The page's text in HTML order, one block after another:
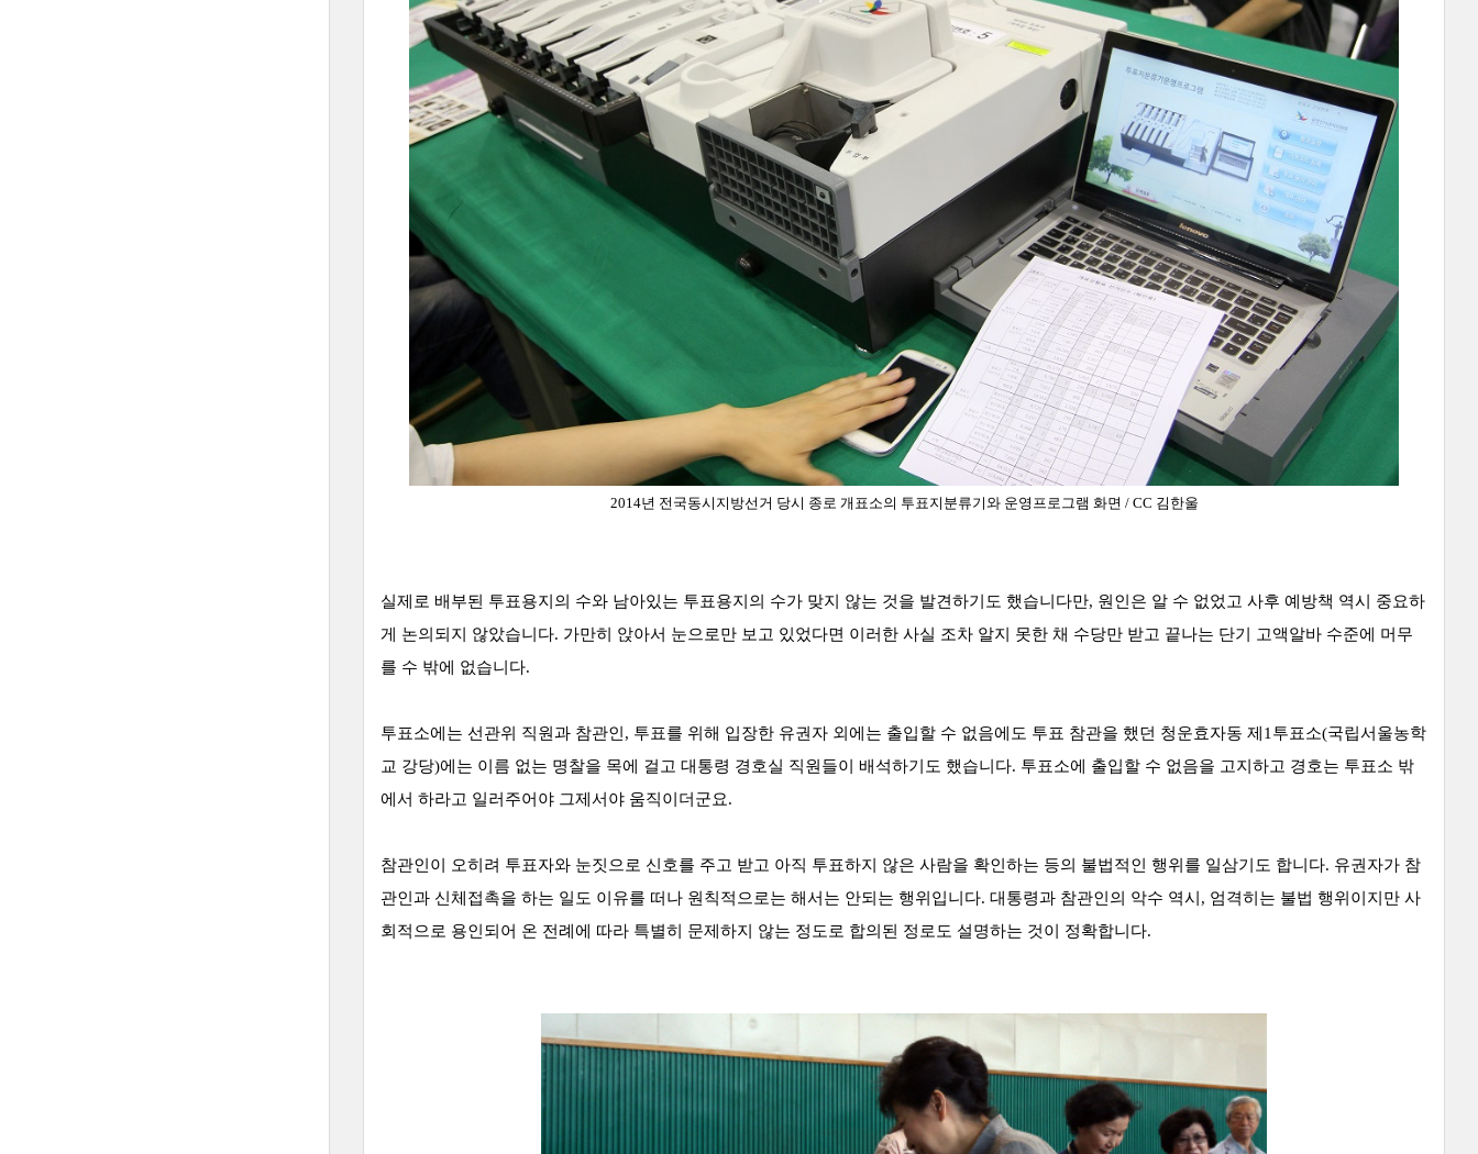
2014년 전국동시지방선거 당시 종로 개표소의 투표지분류기와 운영프로그램 화면 / CC 김한울
실제로 배부된 투표용지의 수와 남아있는 투표용지의 수가 맞지 않는 것을 발견하기도 했습니다만, 원인은 알 수 없었고 사후 예방책 역시 중요하
게 논의되지 않았습니다. 가만히 앉아서 눈으로만 보고 있었다면 이러한 사실 조차 알지 못한 채 수당만 받고 끝나는 단기 고액알바 수준에 머무
를 수 밖에 없습니다.
투표소에는 선관위 직원과 참관인, 투표를 위해 입장한 유권자 외에는 출입할 수 없음에도 투표 참관을 했던 청운효자동 제1투표소(국립서울농학
교 강당)에는 이름 없는 명찰을 목에 걸고 대통령 경호실 직원들이 배석하기도 했습니다. 투표소에 출입할 수 없음을 고지하고 경호는 투표소 밖
에서 하라고 일러주어야 그제서야 움직이더군요.
참관인이 오히려 투표자와 눈짓으로 신호를 주고 받고 아직 투표하지 않은 사람을 확인하는 등의 불법적인 행위를 일삼기도 합니다. 유권자가 참
관인과 신체접촉을 하는 일도 이유를 떠나 원칙적으로는 해서는 안되는 행위입니다. 대통령과 참관인의 악수 역시, 엄격히는 불법 행위이지만 사
회적으로 용인되어 온 전례에 따라 특별히 문제하지 않는 정도로 합의된 정로도 설명하는 것이 정확합니다.